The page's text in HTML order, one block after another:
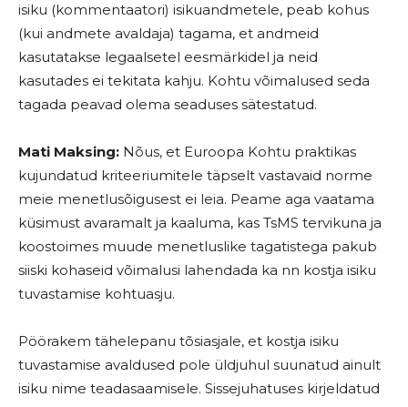
isiku (kommentaatori) isikuandmetele, peab kohus
(kui andmete avaldaja) tagama, et andmeid
kasutatakse legaalsetel eesmärkidel ja neid
kasutades ei tekitata kahju. Kohtu võimalused seda
tagada peavad olema seaduses sätestatud.
Mati Maksing: Nõus, et Euroopa Kohtu praktikas
kujundatud kriteeriumitele täpselt vastavaid norme
meie menetlusõigusest ei leia. Peame aga vaatama
küsimust avaramalt ja kaaluma, kas TsMS tervikuna ja
koostoimes muude menetluslike tagatistega pakub
siiski kohaseid võimalusi lahendada ka nn kostja isiku
tuvastamise kohtuasju.
Pöörakem tähelepanu tõsiasjale, et kostja isiku
tuvastamise avaldused pole üldjuhul suunatud ainult
isiku nime teadasaamisele. Sissejuhatuses kirjeldatud